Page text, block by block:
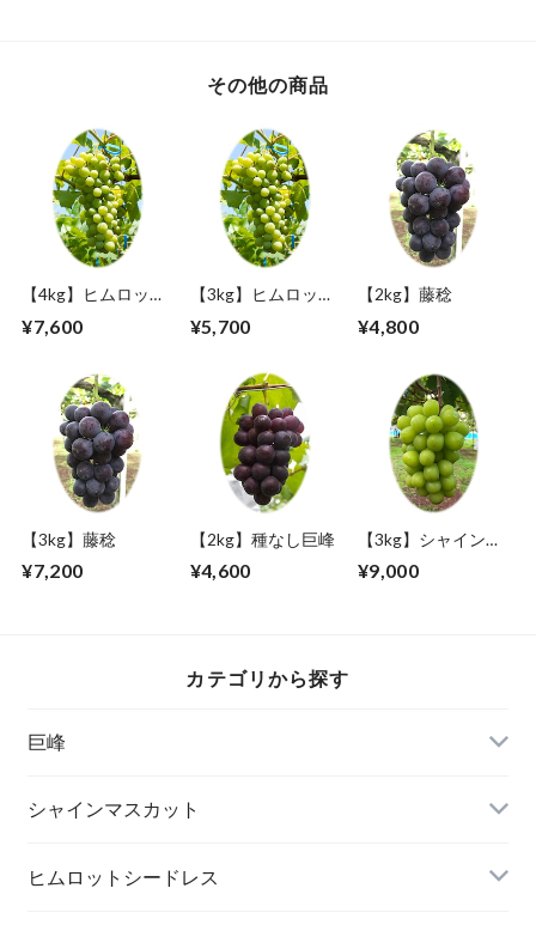
その他の商品
【4kg】ヒムロット
¥7,600
【3kg】ヒムロット
¥5,700
【2kg】藤稔
¥4,800
【3kg】藤稔
¥7,200
【2kg】種なし巨峰
¥4,600
【3kg】シャインマ
¥9,000
カテゴリから探す
巨峰
シャインマスカット
ヒムロットシードレス